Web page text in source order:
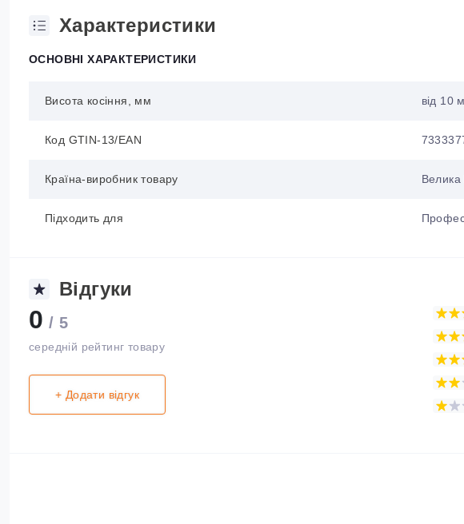
Характеристики
ОСНОВНІ ХАРАКТЕРИСТИКИ
Висота косіння, мм від 10
Код GTIN-13/EAN
Країна-виробник товару Велика
Підходить для
Відгуки
0 / 5
середній рейтинг товару
+ Додати відгук